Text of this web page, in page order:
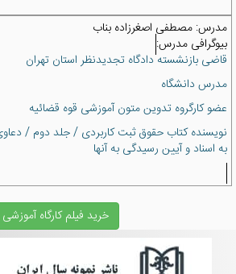
مدرس: مصطفی اصغرزاده بناب
بیوگرافی مدرس:
قاضی بازنشسته دادگاه تجدیدنظر استان تهران
مدرس دانشگاه
عضو کارگروه تدوین متون آموزشی قوه قضائیه
نویسنده کتاب حقوق ثبت کاربردی / جلد دوم /
به اسناد و آیین رسیدگی به آنها
خرید فیلم کارگاه آموزشی